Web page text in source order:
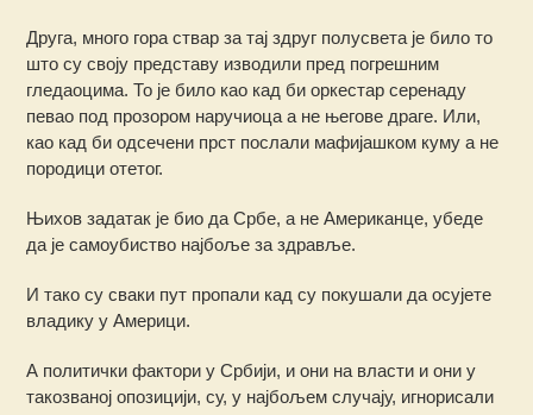
Друга, много гора ствар за тај здруг полусвета је било то
што су своју представу изводили пред погрешним
гледаоцима. То је било као кад би оркестар серенаду
певао под прозором наручиоца а не његове драге. Или,
као кад би одсечени прст послали мафијашком куму а не
породици отетог.
Њихов задатак је био да Србе, а не Американце, убеде
да је самоубиство најбоље за здравље.
И тако су сваки пут пропали кад су покушали да осујете
владику у Америци.
А политички фактори у Србији, и они на власти и они у
такозваној опозицији, су, у најбољем случају, игнорисали